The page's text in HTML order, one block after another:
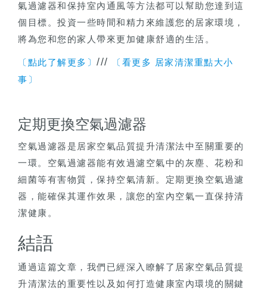
氣過濾器和保持室內通風等方法都可以幫助您達到這
個目標。投資一些時間和精力來維護您的居家環境，
將為您和您的家人帶來更加健康舒適的生活。
〔點此了解更多〕 ///
〔看更多 居家清潔重點大小
事〕
定期更換空氣過濾器
空氣過濾器是居家空氣品質提升清潔法中至關重要的
一環。空氣過濾器能有效過濾空氣中的灰塵、花粉和
細菌等有害物質，保持空氣清新。定期更換空氣過濾
器，能確保其運作效果，讓您的室內空氣一直保持清
潔健康。
結語
通過這篇文章，我們已經深入瞭解了居家空氣品質提
升清潔法的重要性以及如何打造健康室內環境的關鍵